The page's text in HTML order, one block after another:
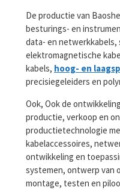
De productie van
besturings- en
data- en netwerkkabels,
elektromagnetische
kabels, hoog- en
precisiegeleiders en
Ook, Ook de
productie, verkoop en
productietechnologie
kabelaccessoires,
ontwikkeling en
systemen, ontwerp van
montage, testen en